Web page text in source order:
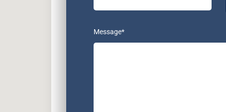
Message*